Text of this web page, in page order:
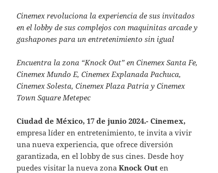
Cinemex revoluciona la experiencia de sus invitados
en el lobby de sus complejos con maquinitas arcade y
gashapones para un entretenimiento sin igual
Encuentra la zona “Knock Out” en Cinemex Santa Fe,
Cinemex Mundo E, Cinemex Explanada Pachuca,
Cinemex Solesta, Cinemex Plaza Patria y Cinemex
Town Square Metepec
Ciudad de México, 17 de junio 2024.- Cinemex,
empresa líder en entretenimiento, te invita a vivir
una nueva experiencia, que ofrece diversión
garantizada, en el lobby de sus cines. Desde hoy
puedes visitar la nueva zonaKnock Out en